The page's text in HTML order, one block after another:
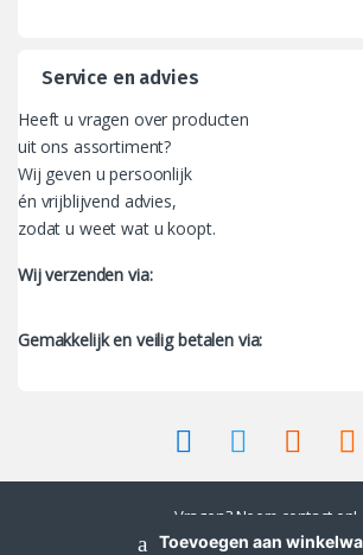
Toevoegen aan
Service en advies
Heeft u vragen over producten
uit ons assortiment?
Wij geven u persoonlijk
én vrijblijvend advies,
zodat u weet wat u koopt.
Wij verzenden via:
Gemakkelijk en veilig betalen via:
Vragen? Neem contact op!
038 - 88 88 381